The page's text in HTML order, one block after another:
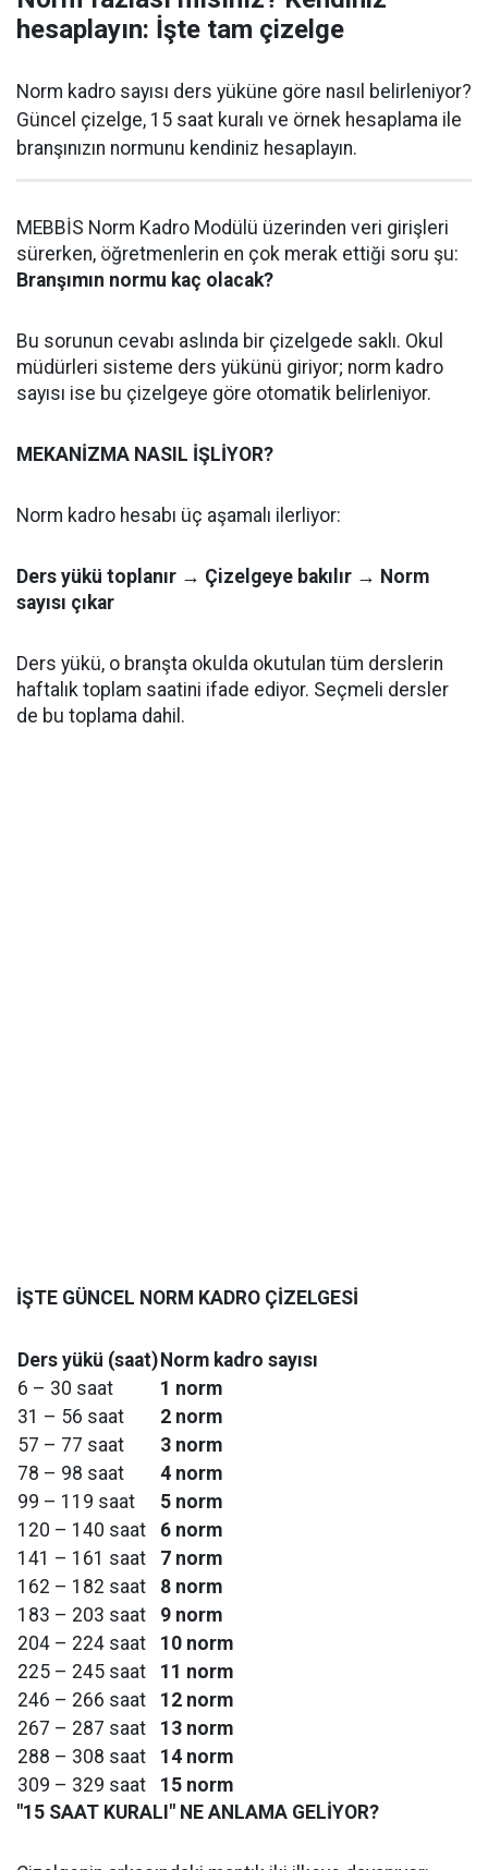
hesaplayın: İşte tam çizelge
Norm kadro sayısı ders yüküne göre nasıl belirleniyor?
Güncel çizelge, 15 saat kuralı ve örnek hesaplama ile
branşınızın normunu kendiniz hesaplayın.
MEBBİS Norm Kadro Modülü üzerinden veri girişleri
sürerken, öğretmenlerin en çok merak ettiği soru şu:
Branşımın normu kaç olacak?
Bu sorunun cevabı aslında bir çizelgede saklı. Okul
müdürleri sisteme ders yükünü giriyor; norm kadro
sayısı ise bu çizelgeye göre otomatik belirleniyor.
MEKANİZMA NASIL İŞLİYOR?
Norm kadro hesabı üç aşamalı ilerliyor:
Ders yükü toplanır → Çizelgeye bakılır → Norm
sayısı çıkar
Ders yükü, o branşta okulda okutulan tüm derslerin
haftalık toplam saatini ifade ediyor. Seçmeli dersler
de bu toplama dahil.
İŞTE GÜNCEL NORM KADRO ÇİZELGESİ
Ders yükü (saat)Norm kadro sayısı
6 – 30 saat
1 norm
31 – 56 saat
2 norm
57 – 77 saat
3 norm
78 – 98 saat
4 norm
99 – 119 saat
5 norm
120 – 140 saat
6 norm
141 – 161 saat
7 norm
162 – 182 saat
8 norm
183 – 203 saat
9 norm
204 – 224 saat
10 norm
225 – 245 saat
11 norm
246 – 266 saat
12 norm
267 – 287 saat
13 norm
288 – 308 saat
14 norm
309 – 329 saat
15 norm
"15 SAAT KURALI" NE ANLAMA GELİYOR?